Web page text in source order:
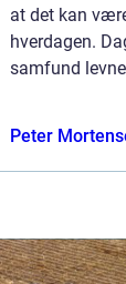
at det kan
hverdagen.
samfund
Peter